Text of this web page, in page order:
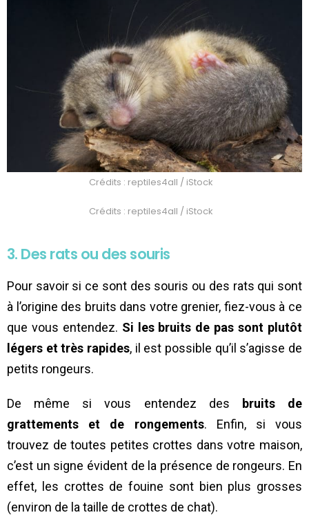
Crédits : reptiles4all / iStock
Crédits : reptiles4all / iStock
3. Des rats ou des souris
Pour savoir si ce sont des souris ou des rats qui sont
à l’origine des bruits dans votre grenier, fiez-vous à ce
que vous entendez. Si les bruits de pas sont plutôt
légers et très rapides, il est possible qu’il s’agisse de
petits rongeurs.
De même si vous entendez des bruits de
grattements et de rongements. Enfin, si vous
trouvez de toutes petites crottes dans votre maison,
c’est un signe évident de la présence de rongeurs. En
effet, les crottes de fouine sont bien plus grosses
(environ de la taille de crottes de chat).